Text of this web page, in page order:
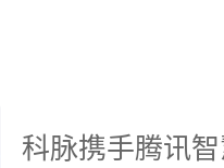
科脉携手腾讯